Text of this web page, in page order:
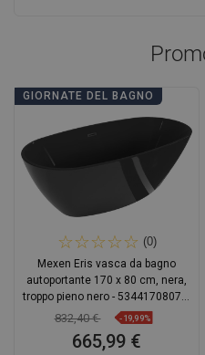
GIORNATE DEL BAGNO
(0)
Mexen Eris vasca da bagno
autoportante 170 x 80 cm, nera,
troppo pieno nero - 53441708070-
832,40 € -19,99%
665,99 €